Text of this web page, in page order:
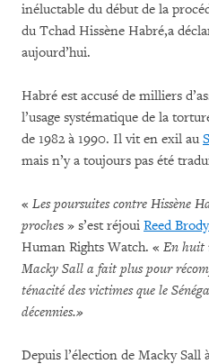
inéluctable du début de la
du Tchad Hissène Habré,a
aujourd’hui.
Habré est accusé de milliers
l’usage systématique de la
de 1982 à 1990. Il vit en exil au
mais n’y a toujours pas été
« Les poursuites contre Hissène
proches » s’est réjoui Reed Brody
Human Rights Watch. « En huit
Macky Sall a fait plus pour
ténacité des victimes que le
décennies.»
Depuis l’élection de Macky Sall